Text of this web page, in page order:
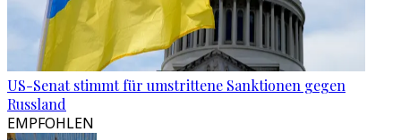
US-Senat stimmt für umstrittene Sanktionen gegen
Russland
EMPFOHLEN